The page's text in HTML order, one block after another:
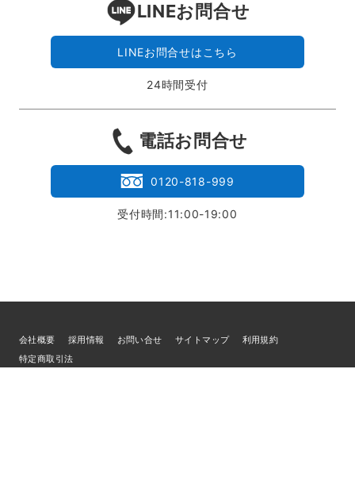
LINEお問合せ
LINEお問合せはこちら
24時間受付
電話お問合せ
0120-818-999
受付時間:11:00-19:00
会社概要 採用情報 お問い合せ サイトマップ
利用規約
特定商取引法